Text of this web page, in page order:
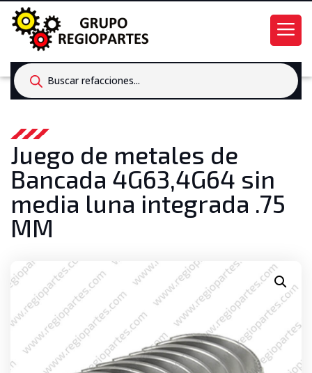
Products
search
Juego de metales de
Bancada 4G63,4G64 sin
media luna integrada .75
MM